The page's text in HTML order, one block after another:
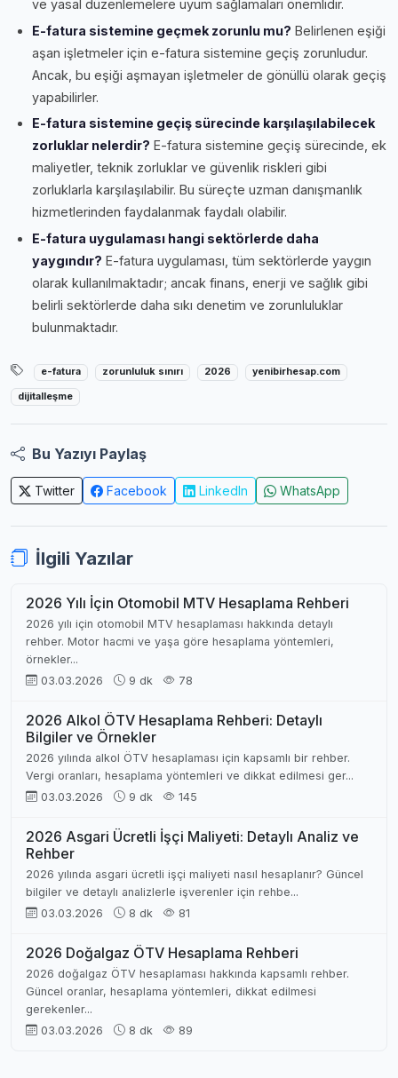
ve yasal düzenlemelere uyum sağlamaları önemlidir.
E-fatura sistemine geçmek zorunlu mu? Belirlenen eşiği
aşan işletmeler için e-fatura sistemine geçiş zorunludur.
Ancak, bu eşiği aşmayan işletmeler de gönüllü olarak geçiş
yapabilirler.
E-fatura sistemine geçiş sürecinde karşılaşılabilecek
zorluklar nelerdir? E-fatura sistemine geçiş sürecinde, ek
maliyetler, teknik zorluklar ve güvenlik riskleri gibi
zorluklarla karşılaşılabilir. Bu süreçte uzman danışmanlık
hizmetlerinden faydalanmak faydalı olabilir.
E-fatura uygulaması hangi sektörlerde daha
yaygındır? E-fatura uygulaması, tüm sektörlerde yaygın
olarak kullanılmaktadır; ancak finans, enerji ve sağlık gibi
belirli sektörlerde daha sıkı denetim ve zorunluluklar
bulunmaktadır.
e-fatura zorunluluk sınırı 2026 yenibirhesap.com
dijitalleşme
Bu Yazıyı Paylaş
Twitter Facebook LinkedIn WhatsApp
İlgili Yazılar
2026 Yılı İçin Otomobil MTV Hesaplama Rehberi
2026 yılı için otomobil MTV hesaplaması hakkında detaylı
rehber. Motor hacmi ve yaşa göre hesaplama yöntemleri,
örnekler...
03.03.2026
9 dk 78
2026 Alkol ÖTV Hesaplama Rehberi: Detaylı
Bilgiler ve Örnekler
2026 yılında alkol ÖTV hesaplaması için kapsamlı bir rehber.
Vergi oranları, hesaplama yöntemleri ve dikkat edilmesi ger...
03.03.2026
9 dk 145
2026 Asgari Ücretli İşçi Maliyeti: Detaylı Analiz ve
Rehber
2026 yılında asgari ücretli işçi maliyeti nasıl hesaplanır? Güncel
bilgiler ve detaylı analizlerle işverenler için rehbe...
03.03.2026
8 dk 81
2026 Doğalgaz ÖTV Hesaplama Rehberi
2026 doğalgaz ÖTV hesaplaması hakkında kapsamlı rehber.
Güncel oranlar, hesaplama yöntemleri, dikkat edilmesi
gerekenler...
03.03.2026
8 dk 89